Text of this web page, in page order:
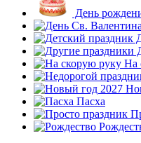
День
На
Пасха